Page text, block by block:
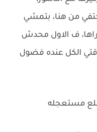
من هنا، بتمشي
ف الاول محدش
الكل عنده فضول
مستعجله